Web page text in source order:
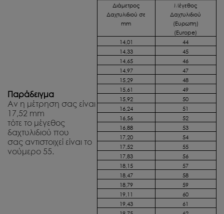
Παράδειγμα
Αν η μέτρηση σας είναι
17,52 mm
τότε το μέγεθος
δαχτυλιδιού που
σας αντιστοιχεί είναι το
νούμερο 55.
Διάμετρος
Δαχτυλιδιού σε
mm
Μέγεθος
Δαχτυλιδιού
(Ευρωπη)
(Europe)
14,01
44
14,33
45
14,65
46
14,97
47
15,29
48
15,61
49
15,92
50
16,24
51
16,56
52
16,88
53
17,20
54
17,52
55
17,83
56
18,15
57
18,47
58
18,79
59
19,11
60
19,43
61